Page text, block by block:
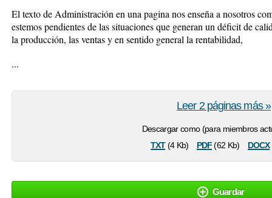
El texto de Administración en una pagina nos enseña a nosotros
estemos pendientes de las situaciones que generan un déficit de
la producción, las ventas y en sentido general la rentabilidad,
...
Descargar como (para miembros
txt(4 Kb) pdf(62 Kb) docx
Leer 2 páginas más »
Guardar